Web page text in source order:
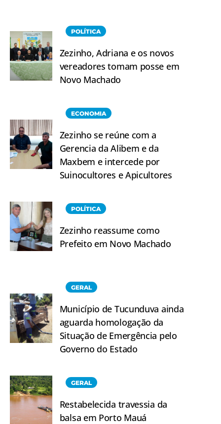
POLÍTICA
Zezinho, Adriana e os novos
vereadores tomam posse em
Novo Machado
ECONOMIA
Zezinho se reúne com a
Gerencia da Alibem e da
Maxbem e intercede por
Suinocultores e Apicultores
POLÍTICA
Zezinho reassume como
Prefeito em Novo Machado
GERAL
Município de Tucunduva ainda
aguarda homologação da
Situação de Emergência pelo
Governo do Estado
GERAL
Restabelecida travessia da
balsa em Porto Mauá